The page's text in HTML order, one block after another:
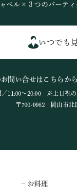
ペル×３つのパーティ
いつでも
問い合せはこちらから
／11:00～20:00 ※土日祝
〒700-0962 岡山市北
– お料理